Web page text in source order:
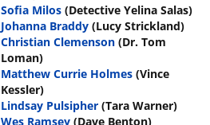
Sofia Milos (Detective Yelina Salas)
Johanna Braddy (Lucy Strickland)
Christian Clemenson (Dr. Tom
Loman)
Matthew Currie Holmes (Vince
Kessler)
Lindsay Pulsipher (Tara Warner)
Wes Ramsey (Dave Benton)